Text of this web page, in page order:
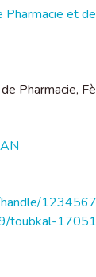
Pharmacie et
Pharmacie,
handle/
toubkal-17051